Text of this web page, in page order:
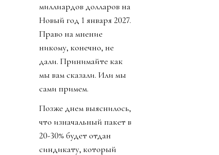
миллиардов долларов на
Новый год 1 января 2027.
Право на мнение
никому, конечно, не
дали. Принимайте как
мы вам сказали. Или мы
сами примем.
Позже днем выяснилось,
что изначальный пакет в
20-30% будет отдан
синдикату, который